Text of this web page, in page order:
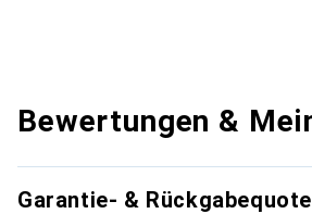
Bewertungen &
Garantie- &